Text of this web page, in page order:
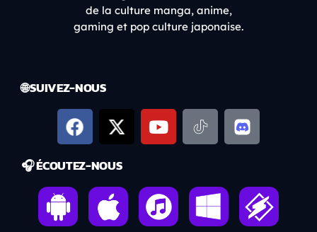
de la culture manga, anime,
gaming et pop culture japonaise.
🌐 SUIVEZ-NOUS
🎧 ÉCOUTEZ-NOUS